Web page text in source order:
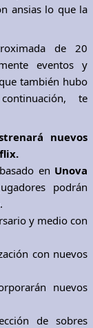
ansias lo que la
de 20
eventos y
también hubo
te
nuevos
en Unova
podrán
y medio con
con nuevos
nuevos
de sobres